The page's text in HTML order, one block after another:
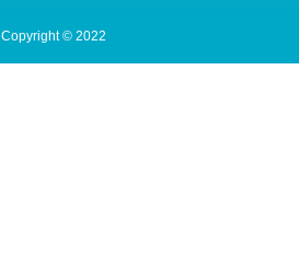
Copyright © 2022